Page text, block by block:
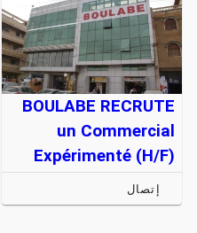
BOULABE RECRUTE
un Commercial
Expérimenté (H/F)
إتصال